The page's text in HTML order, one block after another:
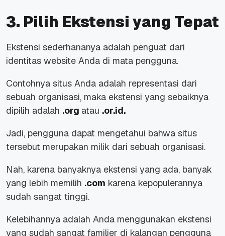
3. Pilih Ekstensi yang Tepat
Ekstensi sederhananya adalah penguat dari
identitas website Anda di mata pengguna.
Contohnya situs Anda adalah representasi dari
sebuah organisasi, maka ekstensi yang sebaiknya
dipilih adalah .org atau .or.id.
Jadi, pengguna dapat mengetahui bahwa situs
tersebut merupakan milik dari sebuah organisasi.
Nah, karena banyaknya ekstensi yang ada, banyak
yang lebih memilih .com karena kepopulerannya
sudah sangat tinggi.
Kelebihannya adalah Anda menggunakan ekstensi
yang sudah sangat familier di kalangan pengguna